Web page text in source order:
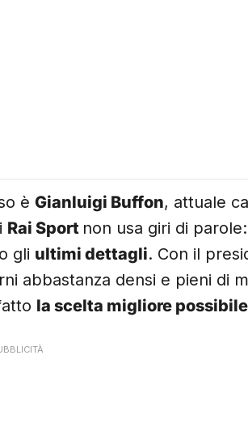
è Gianluigi Buffon, attuale
Rai Sport non usa giri di
gli ultimi dettagli. Con il
abbastanza densi e pieni di
la scelta migliore possibile